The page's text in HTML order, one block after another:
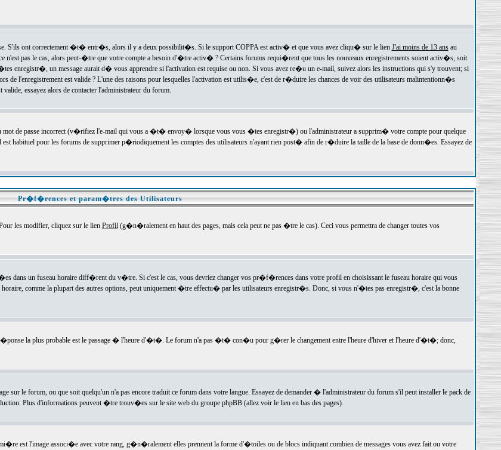
S'ils ont correctement �t� entr�s, alors il y a deux possibilit�s. Si le support COPPA est activ� et que vous avez cliqu� sur le lien J'ai moins de 13 ansau
n'est pas le cas, alors peut-�tre que votre compte a besoin d'�tre activ� ? Certains forums requi�rent que tous les nouveaux enregistrements soient activ�s, soit
enregistr�, un message aurait d� vous apprendre si l'activation est requise ou non. Si vous avez re�u un e-mail, suivez alors les instructions qui s'y trouvent; si
l'enregistrement est valide ? L'une des raisons pour lesquelles l'activation est utilis�e, c'est de r�duire les chances de voir des utilisateurs malintentionn�s
essayez alors de contacter l'administrateur du forum.
mot de passe incorrect (v�rifiez l'e-mail qui vous a �t� envoy� lorsque vous vous �tes enregistr�) ou l'administrateur a supprim� votre compte pour quelque
habituel pour les forums de supprimer p�riodiquement les comptes des utilisateurs n'ayant rien post� afin de r�duire la taille de la base de donn�es. Essayez de
Pr�f�rences et param�tres des Utilisateurs
les modifier, cliquez sur le lien Profil(g�n�ralement en haut des pages, mais cela peut ne pas �tre le cas). Ceci vous permettra de changer toutes vos
dans un fuseau horaire diff�rent du v�tre. Si c'est le cas, vous devriez changer vos pr�f�rences dans votre profil en choisissant le fuseau horaire qui vous
comme la plupart des autres options, peut uniquement �tre effectu� par les utilisateurs enregistr�s. Donc, si vous n'�tes pas enregistr�, c'est la bonne
la plus probable est le passage � l'heure d'�t�. Le forum n'a pas �t� con�u pour g�rer le changement entre l'heure d'hiver et l'heure d'�t�; donc,
sur le forum, ou que soit quelqu'un n'a pas encore traduit ce forum dans votre langue. Essayez de demander � l'administrateur du forum s'il peut installer le pack de
Plus d'informations peuvent �tre trouv�es sur le site web du groupe phpBB (allez voir le lien en bas des pages).
est l'image associ�e avec votre rang, g�n�ralement elles prennent la forme d'�toiles ou de blocs indiquant combien de messages vous avez fait ou votre